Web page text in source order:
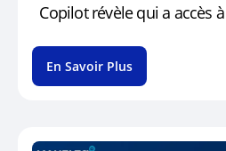
Copilot révèle qui a accès
En Savoir Plus